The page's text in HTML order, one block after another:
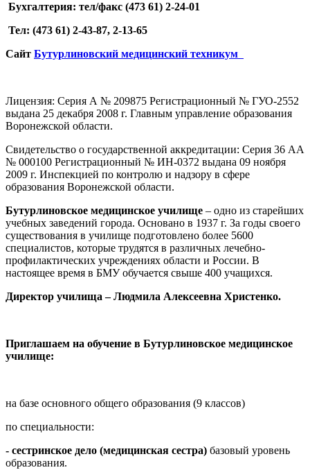
Бухгалтерия: тел/факс (473 61) 2-24-01
Тел: (473 61) 2-43-87, 2-13-65
Cайт Бутурлиновский медицинский техникум
Лицензия: Серия А № 209875 Регистрационный № ГУО-2552
выдана 25 декабря 2008 г. Главным управление образования
Воронежской области.
Свидетельство о государственной аккредитации: Серия 36 АА
№ 000100 Регистрационный № ИН-0372 выдана 09 ноября
2009 г. Инспекцией по контролю и надзору в сфере
образования Воронежской области.
Бутурлиновское медицинское училище – одно из старейших
учебных заведений города. Основано в 1937 г. За годы своего
существования в училище подготовлено более 5600
специалистов, которые трудятся в различных лечебно-
профилактических учреждениях области и России. В
настоящее время в БМУ обучается свыше 400 учащихся.
Директор училища – Людмила Алексеевна Христенко.
Приглашаем на обучение в Бутурлиновское медицинское
училище:
на базе основного общего образования (9 классов)
по специальности:
- сестринское дело (медицинская сестра) базовый уровень
образования.